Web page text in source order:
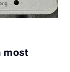
most